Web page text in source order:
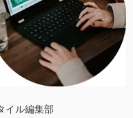
イル編集部